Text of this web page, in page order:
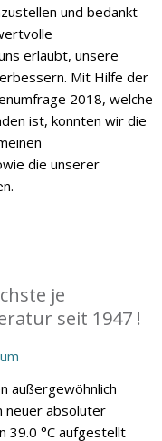
und bedankt
erlaubt, unsere
Mit Hilfe der
2018, welche
ist, konnten wir die
die unserer
je
seit 1947 !
außergewöhnlich
neuer absoluter
39.0 °C aufgestellt